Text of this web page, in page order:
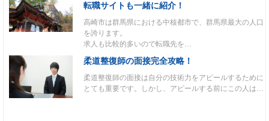
転職サイトも一緒に紹介！
高崎市は群馬県における中核都市で、群馬県最大の人口
を誇ります。
求人も比較的多いので転職先を…
柔道整復師の面接完全攻略！
柔道整復師の面接は自分の技術力をアピールするために
とても重要です。しかし、アピールする前にこの人は…